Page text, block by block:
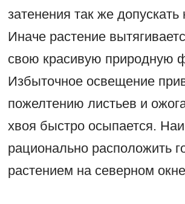
затенения так же допускать
Иначе растение
свою красивую природную
Избыточное освещение
пожелтению листьев и
хвоя быстро осыпается.
рационально расположить
растением на северном